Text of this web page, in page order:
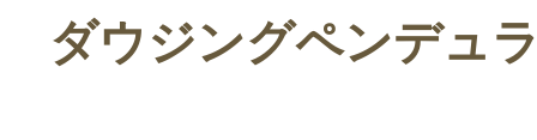
ダウジングペンデュ